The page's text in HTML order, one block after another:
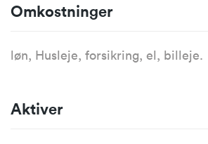
Omkostninger
løn, Husleje, forsikring, el, billeje.
Aktiver